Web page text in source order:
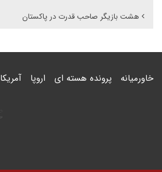
هشت بازیگر صاحب قدرت در پاکستان
خاورمیانه پرونده هسته ای اروپا آمریکا